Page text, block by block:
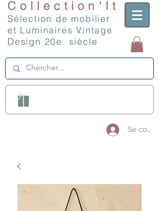
Collection'It
Sélection de mobilier
et Luminaires Vintage
Design 20e siècle
Se